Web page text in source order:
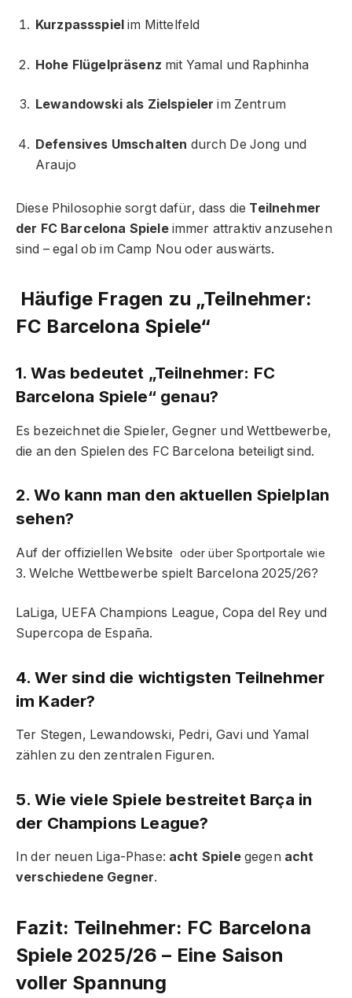
Kurzpassspiel im Mittelfeld
Hohe Flügelpräsenz mit Yamal und Raphinha
Lewandowski als Zielspieler im Zentrum
Defensives Umschalten durch De Jong und
Araujo
Diese Philosophie sorgt dafür, dass die Teilnehmer
der FC Barcelona Spieleimmer attraktiv anzusehen
sind – egal ob im Camp Nou oder auswärts.
Häufige Fragen zu „Teilnehmer:
FC Barcelona Spiele“
1. Was bedeutet „Teilnehmer: FC
Barcelona Spiele“ genau?
Es bezeichnet die Spieler, Gegner und Wettbewerbe,
die an den Spielen des FC Barcelona beteiligt sind.
2. Wo kann man den aktuellen Spielplan
sehen?
Auf der offiziellen Website oder über Sportportale wie
3. Welche Wettbewerbe spielt Barcelona 2025/26?
LaLiga, UEFA Champions League, Copa del Rey und
Supercopa de España.
4. Wer sind die wichtigsten Teilnehmer
im Kader?
Ter Stegen, Lewandowski, Pedri, Gavi und Yamal
zählen zu den zentralen Figuren.
5. Wie viele Spiele bestreitet Barça in
der Champions League?
In der neuen Liga-Phase: acht Spielegegen acht
verschiedene Gegner.
Fazit: Teilnehmer: FC Barcelona
Spiele 2025/26 – Eine Saison
voller Spannung